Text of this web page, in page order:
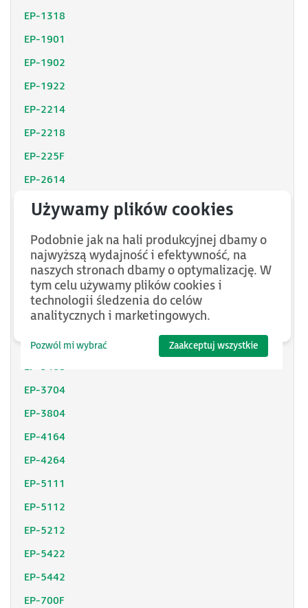
EP-1318
EP-1901
EP-1902
EP-1922
EP-2214
EP-2218
EP-225F
EP-2614
EP-2634
EP-2814
EP-3124
EP-3164
EP-3264
EP-3368
EP-3468
EP-3704
EP-3804
EP-4164
EP-4264
EP-5111
EP-5112
EP-5212
EP-5422
EP-5442
EP-700F
Podobnie jak na hali produkcyjnej dbamy o
najwyższą wydajność i efektywność, na
naszych stronach dbamy o optymalizację. W
tym celu używamy plików cookies i
technologii śledzenia do celów
analitycznych i marketingowych.
Pozwól mi wybrać Zaakceptuj wszystkie